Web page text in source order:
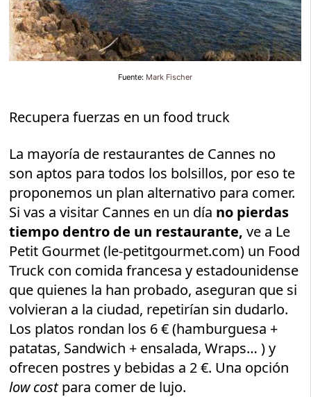
Fuente: Mark Fischer
Recupera fuerzas en un food truck
La mayoría de restaurantes de Cannes no
son aptos para todos los bolsillos, por eso te
proponemos un plan alternativo para comer.
Si vas a visitar Cannes en un día no pierdas
tiempo dentro de un restaurante, ve a Le
Petit Gourmet (le-petitgourmet.com) un Food
Truck con comida francesa y estadounidense
que quienes la han probado, aseguran que si
volvieran a la ciudad, repetirían sin dudarlo.
Los platos rondan los 6 € (hamburguesa +
patatas, Sandwich + ensalada, Wraps… ) y
ofrecen postres y bebidas a 2 €. Una opción
low costpara comer de lujo.